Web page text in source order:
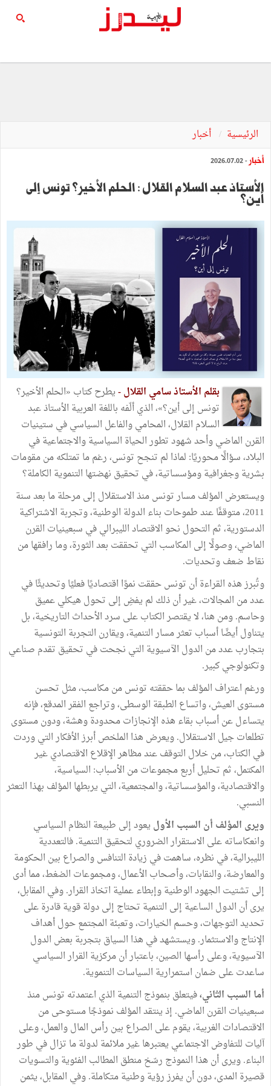
الرئيسية أخبار
أخبار - 2026.07.02
الأستاذ عبد السلام القلال : الحلم الأخير؟ تونس إلى
أين؟
بقلم الأستاذ سامي القلال -يطرح كتاب «الحلم الأخير؟
تونس إلى أين؟»، الذي ألّفه باللغة العربية الأستاذ عبد
السلام القلال، المحامي والفاعل السياسي في ستينيات
القرن الماضي وأحد شهود تطور الحياة السياسية والاجتماعية في
البلاد، سؤالًا محوريًا: لماذا لم تنجح تونس، رغم ما تمتلكه من مقومات
بشرية وجغرافية ومؤسساتية، في تحقيق نهضتها التنموية الكاملة؟
ويستعرض المؤلف مسار تونس منذ الاستقلال إلى مرحلة ما بعد سنة
2011، متوقفًا عند طموحات بناء الدولة الوطنية، وتجربة الاشتراكية
الدستورية، ثم التحول نحو الاقتصاد الليبرالي في سبعينيات القرن
الماضي، وصولًا إلى المكاسب التي تحققت بعد الثورة، وما رافقها من
نقاط ضعف وتحديات.
وتُبرز هذه القراءة أن تونس حققت نموًا اقتصاديًا فعليًا وتحديثًا في
عدد من المجالات، غير أن ذلك لم يفضِ إلى تحول هيكلي عميق
وحاسم. ومن هنا، لا يقتصر الكتاب على سرد الأحداث التاريخية، بل
يتناول أيضًا أسباب تعثر مسار التنمية، ويقارن التجربة التونسية
بتجارب عدد من الدول الآسيوية التي نجحت في تحقيق تقدم صناعي
وتكنولوجي كبير.
ورغم اعتراف المؤلف بما حققته تونس من مكاسب، مثل تحسن
مستوى العيش، واتساع الطبقة الوسطى، وتراجع الفقر المدقع، فإنه
يتساءل عن أسباب بقاء هذه الإنجازات محدودة وهشة، ودون مستوى
تطلعات جيل الاستقلال. ويعرض هذا الملخص أبرز الأفكار التي وردت
في الكتاب، من خلال التوقف عند مظاهر الإقلاع الاقتصادي غير
المكتمل، ثم تحليل أربع مجموعات من الأسباب: السياسية،
والاقتصادية، والمؤسساتية، والمجتمعية، التي يربطها المؤلف بهذا التعثر
النسبي.
ويرى المؤلف أن السبب الأول يعود إلى طبيعة النظام السياسي
وانعكاساته على الاستقرار الضروري لتحقيق التنمية. فالتعددية
الليبرالية، في نظره، ساهمت في زيادة التنافس والصراع بين الحكومة
والمعارضة، والنقابات، وأصحاب الأعمال، ومجموعات الضغط، مما أدى
إلى تشتيت الجهود الوطنية وإبطاء عملية اتخاذ القرار. وفي المقابل،
يرى أن الدول الساعية إلى التنمية تحتاج إلى دولة قوية قادرة على
تحديد التوجهات، وحسم الخيارات، وتعبئة المجتمع حول أهداف
الإنتاج والاستثمار. ويستشهد في هذا السياق بتجربة بعض الدول
الآسيوية، وعلى رأسها الصين، باعتبار أن مركزية القرار السياسي
ساعدت على ضمان استمرارية السياسات التنموية.
أما السبب الثاني،فيتعلق بنموذج التنمية الذي اعتمدته تونس منذ
سبعينيات القرن الماضي. إذ ينتقد المؤلف نموذجًا مستوحى من
الاقتصادات الغربية، يقوم على الصراع بين رأس المال والعمل، وعلى
آليات للتفاوض الاجتماعي يعتبرها غير ملائمة لدولة ما تزال في طور
البناء. ويرى أن هذا النموذج رسّخ منطق المطالب الفئوية والتسويات
قصيرة المدى، دون أن يفرز رؤية وطنية متكاملة. وفي المقابل، يثمن